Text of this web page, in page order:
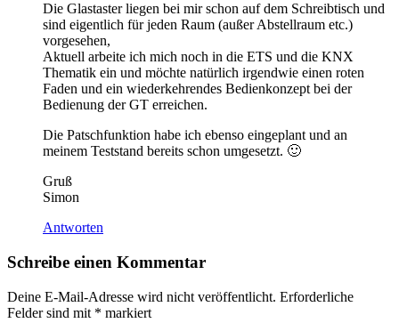
Die Glastaster liegen bei mir schon auf dem Schreibtisch und
sind eigentlich für jeden Raum (außer Abstellraum etc.)
vorgesehen,
Aktuell arbeite ich mich noch in die ETS und die KNX
Thematik ein und möchte natürlich irgendwie einen roten
Faden und ein wiederkehrendes Bedienkonzept bei der
Bedienung der GT erreichen.
Die Patschfunktion habe ich ebenso eingeplant und an
meinem Teststand bereits schon umgesetzt. 🙂
Gruß
Simon
Antworten
Schreibe einen Kommentar
Deine E-Mail-Adresse wird nicht veröffentlicht. Erforderliche
Felder sind mit * markiert